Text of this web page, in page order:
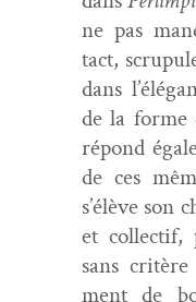
ne pas
tact,
dans
de la
répond
de ces
s’élève son
et col­lec­tif,
sans
ment de